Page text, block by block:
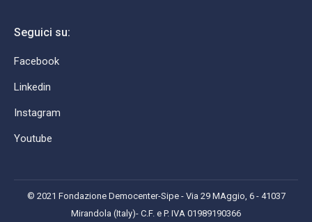
Seguici su:
Facebook
Linkedin
Instagram
Youtube
© 2021 Fondazione Democenter-Sipe - Via 29 MAggio, 6 - 41037
Mirandola (Italy)- C.F. e P. IVA 01989190366